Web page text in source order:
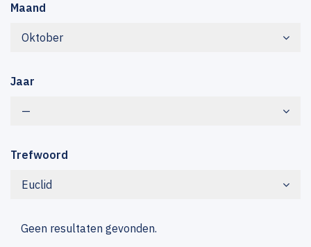
Maand
Oktober
Jaar
—
Trefwoord
Euclid
Geen resultaten gevonden.